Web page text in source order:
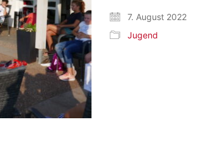
7. August 2022
Jugend